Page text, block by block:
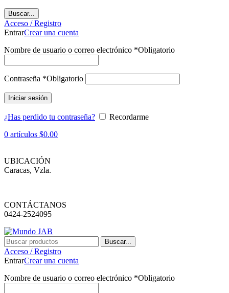
Buscar...
Acceso / Registro
EntrarCrear una cuenta
Nombre de usuario o correo electrónico *Obligatorio
Contraseña *Obligatorio
Iniciar sesión
¿Has perdido tu contraseña?
Recordarme
0 artículos $0.00
UBICACIÓN
Caracas, Vzla.
CONTÁCTANOS
0424-2524095
Buscar...
Acceso / Registro
EntrarCrear una cuenta
Nombre de usuario o correo electrónico *Obligatorio